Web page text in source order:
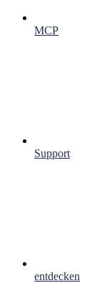
MCP
Support
entdecken